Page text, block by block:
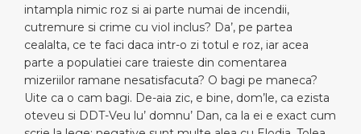
intampla nimic roz si ai parte numai de incendii,
cutremure si crime cu viol inclus? Da’, pe partea
cealalta, ce te faci daca intr-o zi totul e roz, iar acea
parte a populatiei care traieste din comentarea
mizeriilor ramane nesatisfacuta? O bagi pe maneca?
Uite ca o cam bagi. De-aia zic, e bine, dom’le, ca ezista
oteveu si DDT-Veu lu’ domnu’ Dan, ca la ei e exact cum